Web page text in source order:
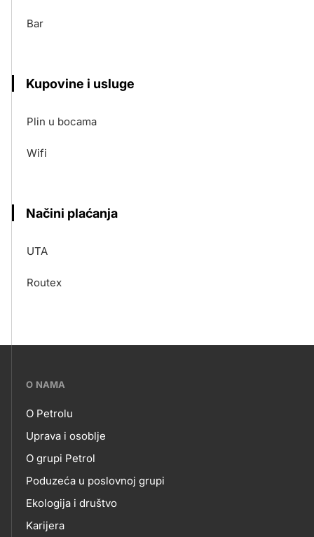
Bar
Kupovine i usluge
Plin u bocama
Wifi
Načini plaćanja
UTA
Routex
???
skupno.footer-
title???
O NAMA
O
NAMA
O Petrolu
Uprava i osoblje
O grupi Petrol
Poduzeća u poslovnoj grupi
Ekologija i društvo
Karijera